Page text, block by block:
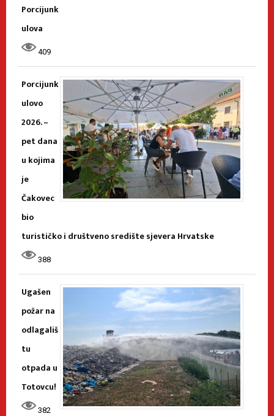
Porcijunk
ulova
409
Porcijunk
ulovo
2026. –
pet dana
u kojima
je
Čakovec
bio
turističko i društveno središte sjevera Hrvatske
388
Ugašen
požar na
odlagališ
tu
otpada u
Totovcu!
382